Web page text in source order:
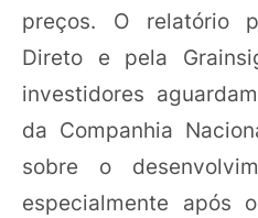
preços. O relatório
Direto e pela
investidores
da Companhia
sobre o
especialmente após